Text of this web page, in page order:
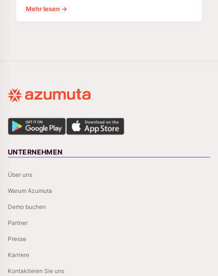
Mehr lesen →
UNTERNEHMEN
Über uns
Warum Azumuta
Demo buchen
Partner
Presse
Karriere
Kontaktieren Sie uns